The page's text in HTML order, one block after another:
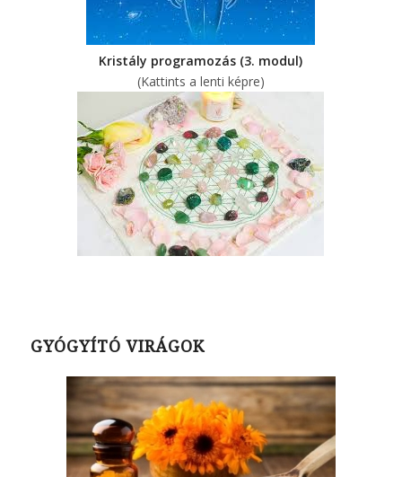
Kristály programozás (3. modul)
(Kattints a lenti képre)
GYÓGYÍTÓ VIRÁGOK